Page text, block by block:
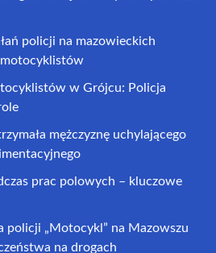
policji na mazowieckich
w Grójcu: Policja
mężczyznę uchylającego
prac polowych – kluczowe
policji „Motocykl” na Mazowszu
na drogach